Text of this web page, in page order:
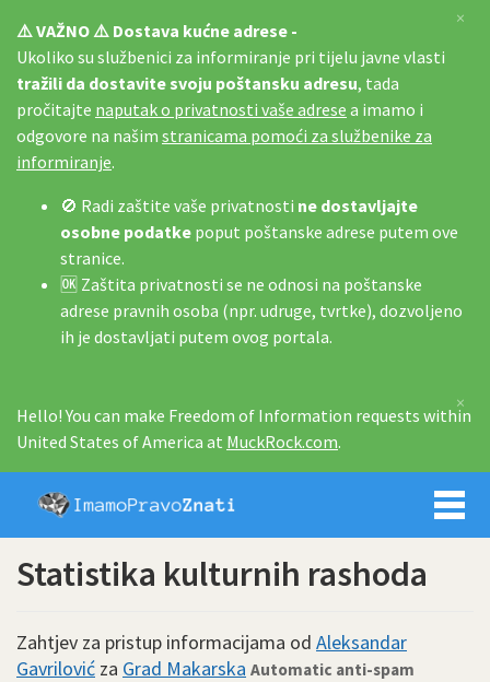
⚠️ VAŽNO ⚠️ Dostava kućne adrese -
Ukoliko su službenici za informiranje pri tijelu javne vlasti
tražili da dostavite svoju poštansku adresu, tada
pročitajte naputak o privatnosti vaše adrese a imamo i
odgovore na našim stranicama pomoći za službenike za
informiranje.
🚫 Radi zaštite vaše privatnosti ne dostavljajte
osobne podatke poput poštanske adrese putem ove
stranice.
🆗 Zaštita privatnosti se ne odnosi na poštanske
adrese pravnih osoba (npr. udruge, tvrtke), dozvoljeno
ih je dostavljati putem ovog portala.
×
Hello! You can make Freedom of Information requests within
United States of America at MuckRock.com.
×
Imamo
Statistika kulturnih rashoda
Zahtjev za pristup informacijama od Aleksandar
Gavrilović za Grad Makarska Automatic anti-spam